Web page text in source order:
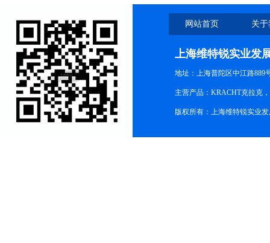
网站首页 关
上海维特锐实业发
地址：上海普陀区中江路889
主营产品：KRACHT克拉克
版权所有：上海维特锐实业